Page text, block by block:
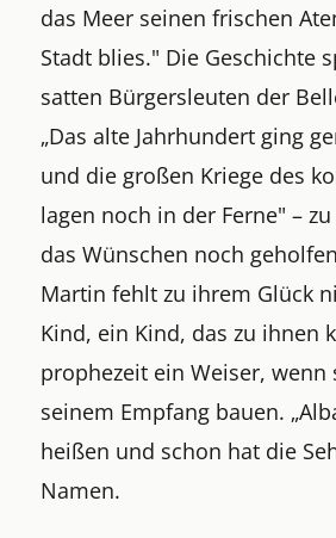
das Meer seinen frischen
Stadt blies." Die Geschichte
satten Bürgersleuten der
„Das alte Jahrhundert ging
und die großen Kriege des
lagen noch in der Ferne" –
das Wünschen noch
Martin fehlt zu ihrem Glück
Kind, ein Kind, das zu ihnen
prophezeit ein Weiser, wenn
seinem Empfang bauen.
heißen und schon hat die
Namen.